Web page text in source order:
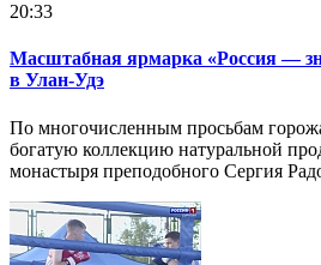
20:33
Масштабная ярмарка «Россия —
в Улан-Удэ
По многочисленным просьбам
богатую коллекцию натуральной
монастыря преподобного Сергия